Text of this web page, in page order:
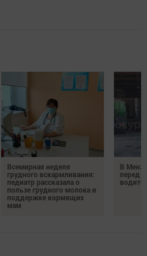
Всемирная неделя
грудного вскармливания:
педиатр рассказала о
пользе грудного молока и
поддержке кормящих
мам
В
перед